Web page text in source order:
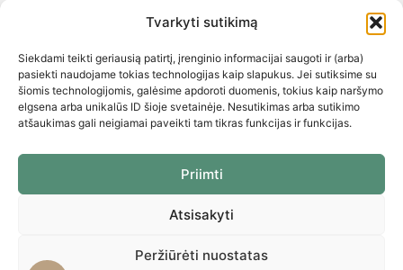
Tvarkyti sutikimą
Siekdami teikti geriausią patirtį, įrenginio informacijai saugoti ir (arba)
pasiekti naudojame tokias technologijas kaip slapukus. Jei sutiksime su
šiomis technologijomis, galėsime apdoroti duomenis, tokius kaip naršymo
elgsena arba unikalūs ID šioje svetainėje. Nesutikimas arba sutikimo
atšaukimas gali neigiamai paveikti tam tikras funkcijas ir funkcijas.
Priimti
Atsisakyti
Peržiūrėti nuostatas
pagalba@baldustilius.lt
I-V : 10:00 iki 16:00
Visos teisės saugomos 2026 © „Skaitmeninis projektas“ ©
griežtai draudžiama